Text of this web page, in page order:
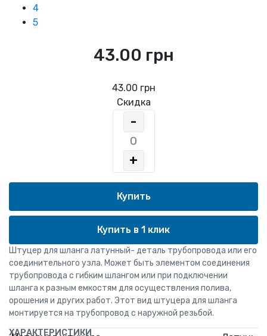
4
5
43.00 грн
43.00 грн
Скидка
-
+
Купить в 1 клик
Штуцер для шланга латунный- деталь трубопровода или его
соединительного узла. Может быть элементом соединения
трубопровода с гибким шлангом или при подключении
шланга к разным емкостям для осуществления полива,
орошения и других работ. Этот вид штуцера для шланга
монтируется на трубопровод с наружной резьбой.
ХАРАКТЕРИСТИКИ